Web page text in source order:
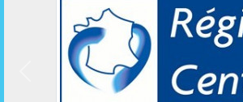
Précedent